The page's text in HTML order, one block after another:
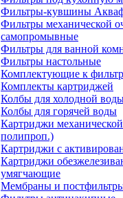
Фильтры-кувшины
Фильтры механической
самопромывные
Фильтры для ванной
Фильтры настольные
Комплектующие к
Комплекты картриджей
Колбы для холодной
Колбы для горячей воды
Картриджи
полипроп.)
Картриджи с
Картриджи
умягчающие
Мембраны и